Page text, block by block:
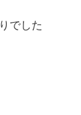
でした